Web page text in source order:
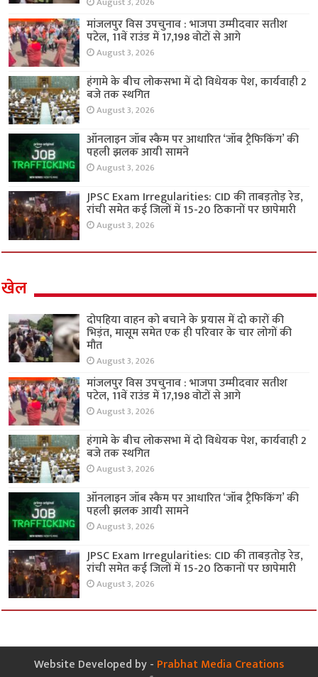
मांजलपुर विस उपचुनाव : भाजपा उम्मीदवार सतीश
पटेल, 11वें राउंड में 17,198 वोटों से आगे
August 3, 2026
हंगामे के बीच लोकसभा में दो विधेयक पेश, कार्यवाही 2
बजे तक स्थगित
August 3, 2026
ऑनलाइन जॉब स्कैम पर आधारित ‘जॉब ट्रैफिकिंग’ की
पहली झलक आयी सामने
August 3, 2026
JPSC Exam Irregularities: CID की ताबड़तोड़ रेड,
रांची समेत कई जिलों में 15-20 ठिकानों पर छापेमारी
August 3, 2026
खेल
दोपहिया वाहन को बचाने के प्रयास में दो कारों की
भिड़ंत, मासूम समेत एक ही परिवार के चार लोगों की
मौत
August 3, 2026
मांजलपुर विस उपचुनाव : भाजपा उम्मीदवार सतीश
पटेल, 11वें राउंड में 17,198 वोटों से आगे
August 3, 2026
हंगामे के बीच लोकसभा में दो विधेयक पेश, कार्यवाही 2
बजे तक स्थगित
August 3, 2026
ऑनलाइन जॉब स्कैम पर आधारित ‘जॉब ट्रैफिकिंग’ की
पहली झलक आयी सामने
August 3, 2026
JPSC Exam Irregularities: CID की ताबड़तोड़ रेड,
रांची समेत कई जिलों में 15-20 ठिकानों पर छापेमारी
August 3, 2026
Website Developed by - Prabhat Media Creations